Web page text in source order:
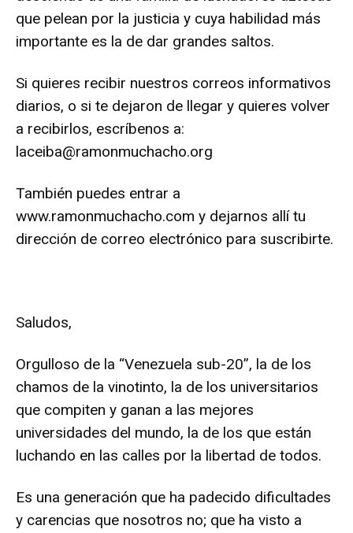
que pelean por la justicia y cuya habilidad más
importante es la de dar grandes saltos.
Si quieres recibir nuestros correos informativos
diarios, o si te dejaron de llegar y quieres volver
a recibirlos, escríbenos a:
laceiba@ramonmuchacho.org
También puedes entrar a
www.ramonmuchacho.com y dejarnos allí tu
dirección de correo electrónico para suscribirte.
Saludos,
Orgulloso de la “Venezuela sub-20”, la de los
chamos de la vinotinto, la de los universitarios
que compiten y ganan a las mejores
universidades del mundo, la de los que están
luchando en las calles por la libertad de todos.
Es una generación que ha padecido dificultades
y carencias que nosotros no; que ha visto a